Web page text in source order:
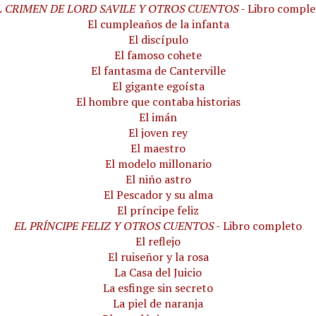
CRIMEN DE LORD SAVILE Y OTROS CUENTOS- Libro
El cumpleaños de la infanta
El discípulo
El famoso cohete
El fantasma de Canterville
El gigante egoísta
El hombre que contaba historias
El imán
El joven rey
El maestro
El modelo millonario
El niño astro
El Pescador y su alma
El príncipe feliz
EL PRÍNCIPE FELIZ Y OTROS CUENTOS- Libro completo
El reflejo
El ruiseñor y la rosa
La Casa del Juicio
La esfinge sin secreto
La piel de naranja